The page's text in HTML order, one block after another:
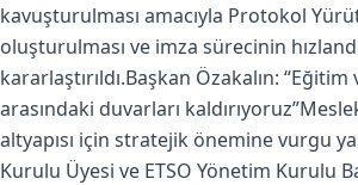
kavuşturulması amacıyla Protokol
oluşturulması ve imza sürecinin
kararlaştırıldı.Başkan Özakalın:
arasındaki duvarları
altyapısı için stratejik önemine vurgu
Kurulu Üyesi ve ETSO Yönetim Kurulu